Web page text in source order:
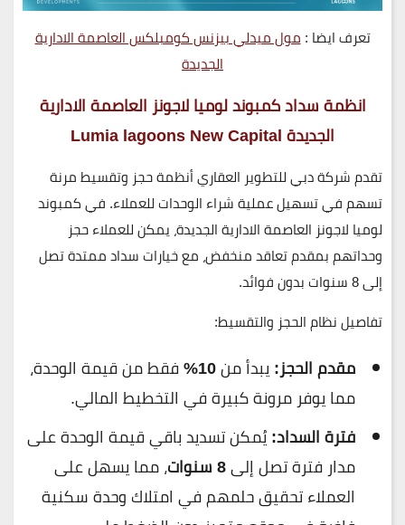
تعرف ايضا :مول ميدلي بيزنس كومبلكس العاصمة الادارية
الجديدة
انظمة سداد كمبوند لوميا لاجونز العاصمة الادارية
الجديدةLumia lagoons New Capital
تقدم شركةدبي للتطوير العقاريأنظمة حجز وتقسيط مرنة
تسهم في تسهيل عملية شراء الوحدات للعملاء. فيكمبوند
لوميا لاجونز العاصمة الادارية الجديدة، يمكن للعملاء حجز
وحداتهم بمقدم تعاقد منخفض، مع خيارات سداد ممتدة تصل
إلى
تفاصيل نظام الحجز والتقسيط:
مقدم الحجز:يبدأ من10%
فقط من قيمة الوحدة،
مما يوفر مرونة كبيرة في التخطيط المالي.
فترة السداد:يُمكن تسديد باقي قيمة الوحدة على
مدار فترة تصل إلى
، مما يسهل على
العملاء تحقيق حلمهم في امتلاك وحدة سكنية